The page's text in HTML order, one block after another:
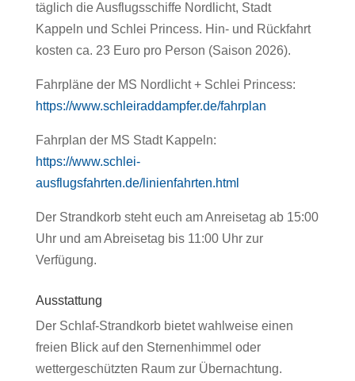
täglich die Ausflugsschiffe Nordlicht, Stadt
Kappeln und Schlei Princess. Hin- und Rückfahrt
kosten ca. 23 Euro pro Person (Saison 2026).
Fahrpläne der MS Nordlicht + Schlei Princess:
https://www.schleiraddampfer.de/fahrplan
Fahrplan der MS Stadt Kappeln:
https://www.schlei-
ausflugsfahrten.de/linienfahrten.html
Der Strandkorb steht euch am Anreisetag ab 15:00
Uhr und am Abreisetag bis 11:00 Uhr zur
Verfügung.
Ausstattung
Der Schlaf-Strandkorb bietet wahlweise einen
freien Blick auf den Sternenhimmel oder
wettergeschützten Raum zur Übernachtung.